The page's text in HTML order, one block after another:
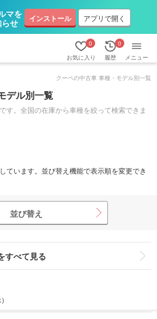
マを
せ
インストール アプリで開く
お気に入り
0
履歴
0
メニュー
クーペの中古車 車種・モデル別一覧
デル別一覧
す。全国の在庫から車種を絞って検索できま
ています。並び替え機能で表示順を変更でき
並び替え
すべて見る